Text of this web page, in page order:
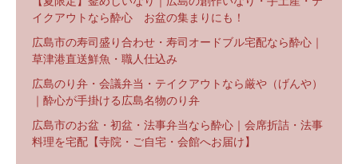
イクアウトなら酔心 お盆の集まりにも！
広島市の寿司盛り合わせ・寿司オードブル宅配なら酔心｜
草津港直送鮮魚・職人仕込み
広島のり弁・会議弁当・テイクアウトなら厳や（げんや）
｜酔心が手掛ける広島名物のり弁
広島市のお盆・初盆・法事弁当なら酔心｜会席折詰・法事
料理を宅配【寺院・ご自宅・会館へお届け】